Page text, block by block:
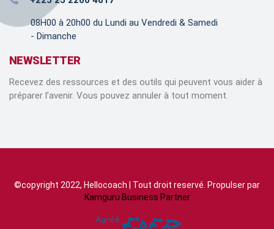
08H00 à 20h00 du Lundi au Vendredi & Samedi
- Dimanche
NEWSLETTER
Recevez des ressources et des outils qui peuvent vous aider à
préparer l’avenir. Vous pouvez annuler à tout moment.
©copyright 2022, Hellocoach | Tout droit reservé. Propulser par
Kamguru Business Partner